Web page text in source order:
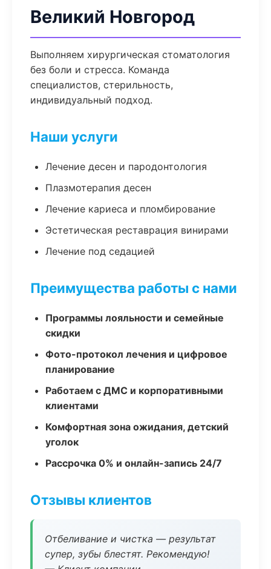
Великий Новгород
Выполняем хирургическая стоматология
без боли и стресса. Команда
специалистов, стерильность,
индивидуальный подход.
Наши услуги
Лечение десен и пародонтология
Плазмотерапия десен
Лечение кариеса и пломбирование
Эстетическая реставрация винирами
Лечение под седацией
Преимущества работы с нами
Программы лояльности и семейные
скидки
Фото-протокол лечения и цифровое
планирование
Работаем с ДМС и корпоративными
клиентами
Комфортная зона ожидания, детский
уголок
Рассрочка 0% и онлайн-запись 24/7
Отзывы клиентов
Отбеливание и чистка — результат
супер, зубы блестят. Рекомендую!